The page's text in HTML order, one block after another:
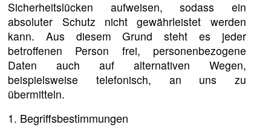
Sicherheitslücken aufweisen, sodass ein
absoluter Schutz nicht gewährleistet werden
kann. Aus diesem Grund steht es jeder
betroffenen Person frei, personenbezogene
Daten auch auf alternativen Wegen,
beispielsweise telefonisch, an uns zu
übermitteln.
1. Begriffsbestimmungen